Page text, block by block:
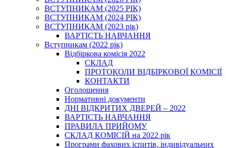
ВСТУПНИКАМ (2025 РІК)
ВСТУПНИКАМ (2024 РІК)
ВСТУПНИКАМ (2023 рік)
ВАРТІСТЬ НАВЧАННЯ
Вступникам (2022 рік)
Відбіркова комісія 2022
СКЛАД
ПРОТОКОЛИ ВІДБІРКОВОЇ КОМІСІЇ
КОНТАКТИ
Оголошення
Нормативні документи
ДНІ ВІДКРИТИХ ДВЕРЕЙ – 2022
ВАРТІСТЬ НАВЧАННЯ
ПРАВИЛА ПРИЙОМУ
СКЛАД КОМІСІЙ на 2022 рік
Програми фахових іспитів, індивідуальних